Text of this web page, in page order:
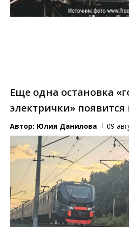
Еще одна остановка
электрички»
Автор: Юлия Данилова 09